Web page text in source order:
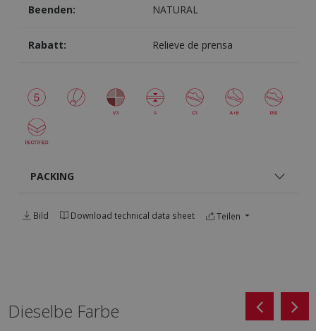
Beenden: NATURAL
Rabatt: Relieve de prensa
PACKING
Bild Download technical data sheet Teilen
Dieselbe Farbe